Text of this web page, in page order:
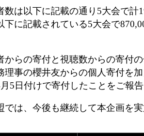
は以下に記載の通り5大会で計
下に記載されている5大会で
らの寄付と視聴数からの寄付
理事の櫻井友からの個人寄付を
5日付けで寄付したことをご報
は、今後も継続して本企画を